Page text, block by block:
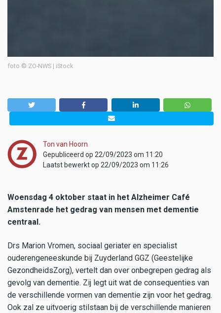
foto © ZO-NWS | iStock
Ton van Hoorn
Gepubliceerd op 22/09/2023 om 11:20
Laatst bewerkt op 22/09/2023 om 11:26
Woensdag 4 oktober staat in het Alzheimer Café
Amstenrade het gedrag van mensen met dementie
centraal.
Drs Marion Vromen, sociaal geriater en specialist
ouderengeneeskunde bij Zuyderland GGZ (Geestelijke
GezondheidsZorg), vertelt dan over onbegrepen gedrag als
gevolg van dementie. Zij legt uit wat de consequenties van
de verschillende vormen van dementie zijn voor het gedrag.
Ook zal ze uitvoerig stilstaan bij de verschillende manieren